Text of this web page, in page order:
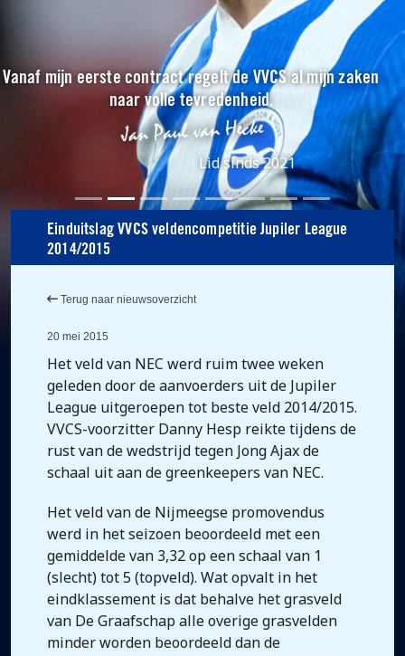
Vanaf mijn eerste contract regelt de VVCS al mijn zaken
naar volle tevredenheid.
Lid sinds 2021
Einduitslag VVCS veldencompetitie Jupiler League
2014/2015
Terug naar nieuwsoverzicht
20 mei 2015
Het veld van NEC werd ruim twee weken
geleden door de aanvoerders uit de Jupiler
League uitgeroepen tot beste veld 2014/2015.
VVCS-voorzitter Danny Hesp reikte tijdens de
rust van de wedstrijd tegen Jong Ajax de
schaal uit aan de greenkeepers van NEC.
Het veld van de Nijmeegse promovendus
werd in het seizoen beoordeeld met een
gemiddelde van 3,32 op een schaal van 1
(slecht) tot 5 (topveld). Wat opvalt in het
eindklassement is dat behalve het grasveld
van De Graafschap alle overige grasvelden
minder worden beoordeeld dan de